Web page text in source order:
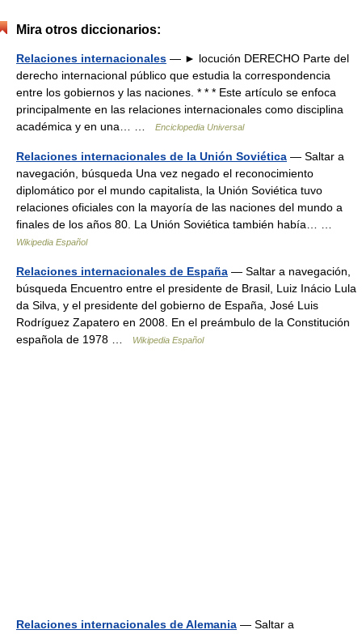
Mira otros diccionarios:
Relaciones internacionales — ► locución DERECHO Parte del
derecho internacional público que estudia la correspondencia
entre los gobiernos y las naciones. * * * Este artículo se enfoca
principalmente en las relaciones internacionales como disciplina
académica y en una… …
Enciclopedia Universal
Relaciones internacionales de la Unión Soviética — Saltar a
navegación, búsqueda Una vez negado el reconocimiento
diplomático por el mundo capitalista, la Unión Soviética tuvo
relaciones oficiales con la mayoría de las naciones del mundo a
finales de los años 80. La Unión Soviética también había… …
Wikipedia Español
Relaciones internacionales de España — Saltar a navegación,
búsqueda Encuentro entre el presidente de Brasil, Luiz Inácio Lula
da Silva, y el presidente del gobierno de España, José Luis
Rodríguez Zapatero en 2008. En el preámbulo de la Constitución
española de 1978 …
Wikipedia Español
Relaciones internacionales de Alemania — Saltar a